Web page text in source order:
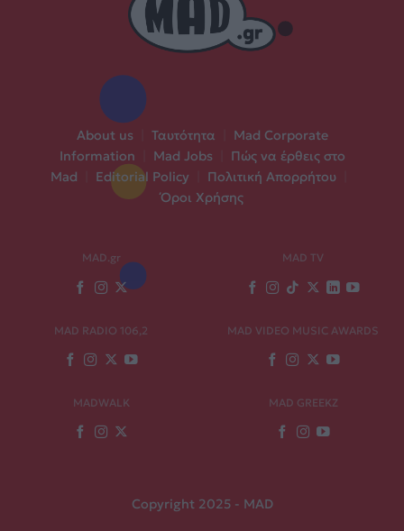
About us Ταυτότητα
Mad Corporate
Information
Mad Jobs
Πώς να έρθεις στο
Mad
Editorial Policy Πολιτική Απορρήτου
Όροι Χρήσης
MAD.gr MAD TV
MAD RADIO 106,2 MAD VIDEO MUSIC AWARDS
MADWALK MAD GREEKZ
Copyright 2025 - MAD